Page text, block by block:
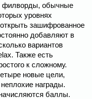
филворды, обычные
уровнях
зашифрованное
добавляют в
вариантов
Также есть
к сложному.
новые цели,
награды.
баллы.